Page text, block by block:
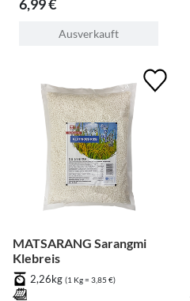
6,99 €
Ausverkauft
MATSARANG Sarangmi
Klebreis
2,26kg (1 Kg = 3,85 €)